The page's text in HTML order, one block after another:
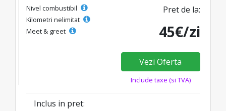
Nivel combustibil
Kilometri nelimitat
Meet & greet
Pret de la:
45€/zi
Vezi Oferta
Include taxe (si TVA)
Inclus in pret: